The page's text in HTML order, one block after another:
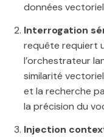
données
Interrogation
requête requiert
l’orchestrateur
similarité
et la recherche
la précision du
Injection